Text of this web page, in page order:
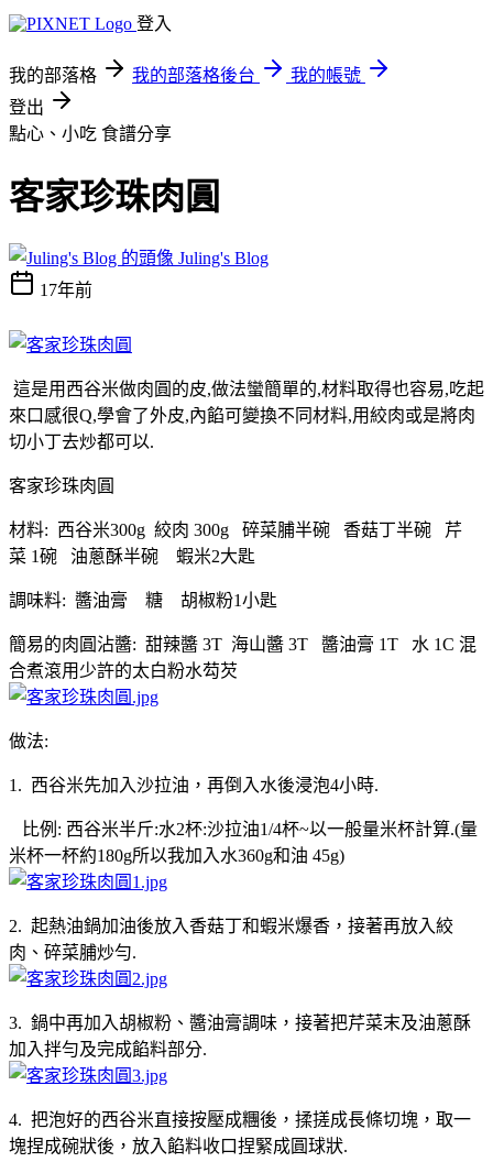
登入
我的部落格 我的部落格後台
我的帳號
登出
點心、小吃 食譜分享
客家珍珠肉圓
Juling's Blog
17年前
這是用西谷米做肉圓的皮,做法蠻簡單的,材料取得也容易,吃起
來口感很Q,學會了外皮,內餡可變換不同材料,用絞肉或是將肉
切小丁去炒都可以.
客家珍珠肉圓
材料: 西谷米300g 絞肉 300g 碎菜脯半碗 香菇丁半碗 芹
菜 1碗 油蔥酥半碗 蝦米2大匙
調味料: 醬油膏 糖 胡椒粉1小匙
簡易的肉圓沾醬: 甜辣醬 3T 海山醬 3T 醬油膏 1T 水 1C 混
合煮滾用少許的太白粉水芶芡
做法:
1. 西谷米先加入沙拉油，再倒入水後浸泡4小時.
比例: 西谷米半斤:水2杯:沙拉油1/4杯~以一般量米杯計算.(量
米杯一杯約180g所以我加入水360g和油 45g)
2. 起熱油鍋加油後放入香菇丁和蝦米爆香，接著再放入絞
肉、碎菜脯炒勻.
3. 鍋中再加入胡椒粉、醬油膏調味，接著把芹菜末及油蔥酥
加入拌勻及完成餡料部分.
4. 把泡好的西谷米直接按壓成糰後，揉搓成長條切塊，取一
塊捏成碗狀後，放入餡料收口捏緊成圓球狀.